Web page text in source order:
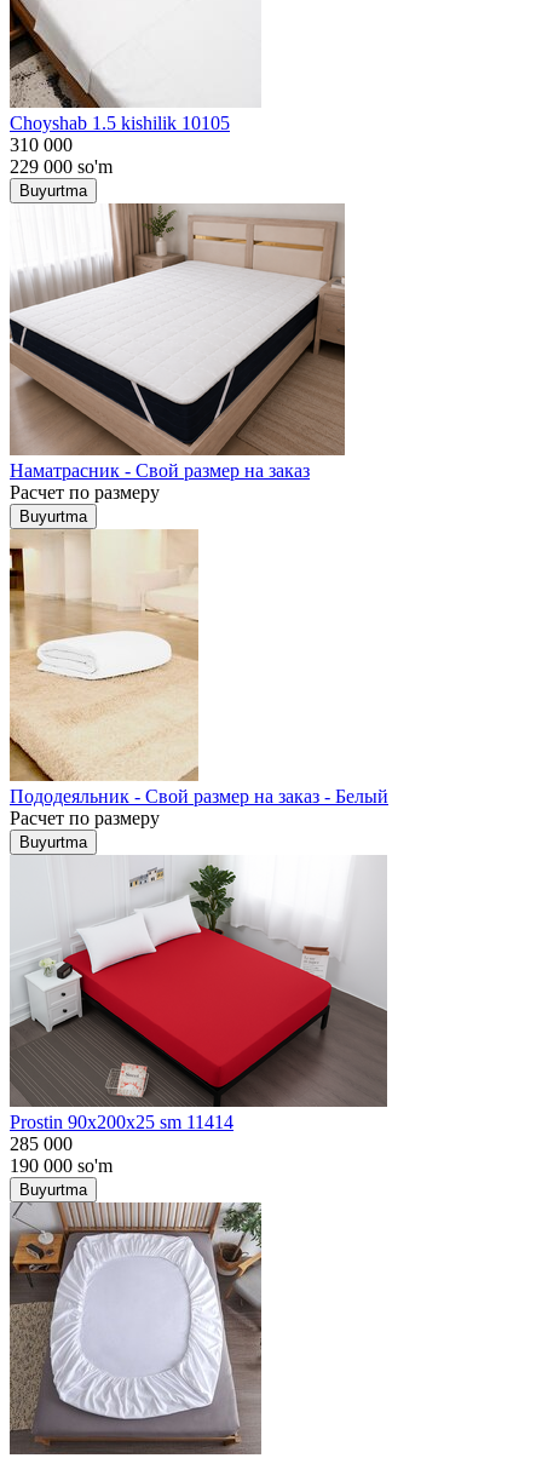
Choyshab 1.5 kishilik 10105
310 000
229 000 so'm
Buyurtma
Наматрасник - Свой размер на заказ
Расчет по размеру
Buyurtma
Пододеяльник - Свой размер на заказ - Белый
Расчет по размеру
Buyurtma
Prostin 90x200x25 sm 11414
285 000
190 000 so'm
Buyurtma